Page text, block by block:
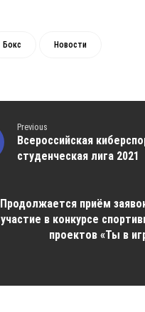
Бокс Новости
Previous
Всероссийская
студенческая лига 2021
Продолжается приём
участие в конкурсе
проектов «Ты в